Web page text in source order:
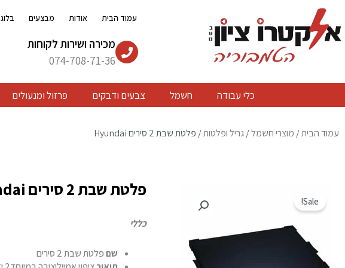
לתוכן
עמוד הבית אודות מבצעים בלוג
מכירה ושירות לקוחות
074-708-71-36
כלי עבודה חשמל צבעים ודבקים פרזול ומנעולים
עמוד הבית/ מוצרי חשמל/גריל ופלטות/ פלטת שבת 2 סירים Hyundai
Sale!
פלטת שבת 2 סירים Hyundai
כללי
שםפלטת שבת 2 סירים